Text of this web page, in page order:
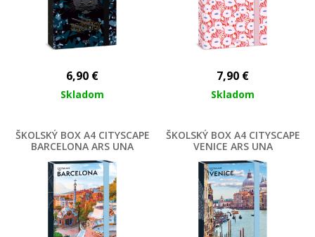
6,90 €
Skladom
7,90 €
Skladom
ŠKOLSKÝ BOX A4 CITYSCAPE
BARCELONA ARS UNA
ŠKOLSKÝ BOX A4 CITYSCAPE
VENICE ARS UNA